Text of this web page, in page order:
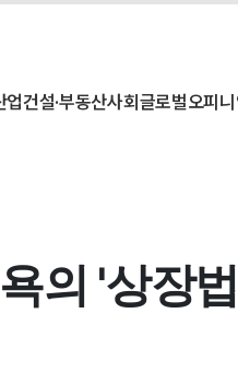
업건설·부동산사회글로벌오피
의 '상장